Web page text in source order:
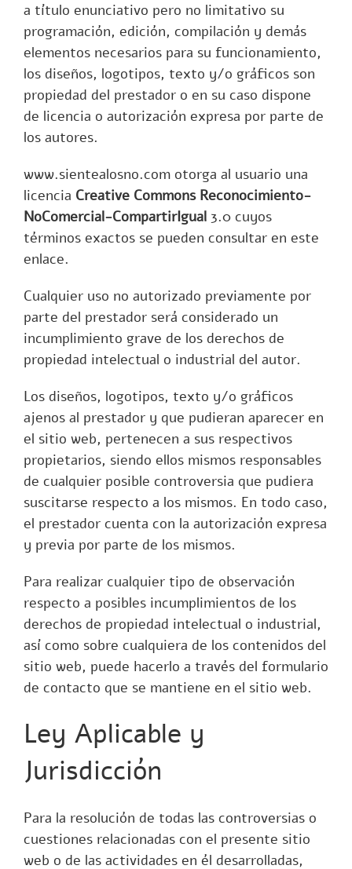
a título enunciativo pero no limitativo su
programación, edición, compilación y demás
elementos necesarios para su funcionamiento,
los diseños, logotipos, texto y/o gráficos son
propiedad del prestador o en su caso dispone
de licencia o autorización expresa por parte de
los autores.
www.sientealosno.com otorga al usuario una
licencia Creative Commons Reconocimiento-
NoComercial-CompartirIgual 3.0 cuyos
términos exactos se pueden consultar en este
enlace.
Cualquier uso no autorizado previamente por
parte del prestador será considerado un
incumplimiento grave de los derechos de
propiedad intelectual o industrial del autor.
Los diseños, logotipos, texto y/o gráficos
ajenos al prestador y que pudieran aparecer en
el sitio web, pertenecen a sus respectivos
propietarios, siendo ellos mismos responsables
de cualquier posible controversia que pudiera
suscitarse respecto a los mismos. En todo caso,
el prestador cuenta con la autorización expresa
y previa por parte de los mismos.
Para realizar cualquier tipo de observación
respecto a posibles incumplimientos de los
derechos de propiedad intelectual o industrial,
así como sobre cualquiera de los contenidos del
sitio web, puede hacerlo a través del formulario
de contacto que se mantiene en el sitio web.
Ley Aplicable y
Jurisdicción
Para la resolución de todas las controversias o
cuestiones relacionadas con el presente sitio
web o de las actividades en él desarrolladas,